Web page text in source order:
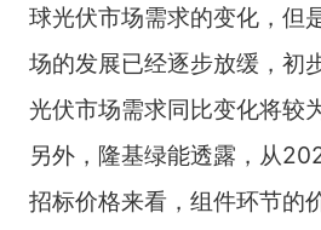
球光伏市场需求的变化，但
场的发展已经逐步放缓，初
光伏市场需求同比变化将较
另外，隆基绿能透露，从
招标价格来看，组件环节的